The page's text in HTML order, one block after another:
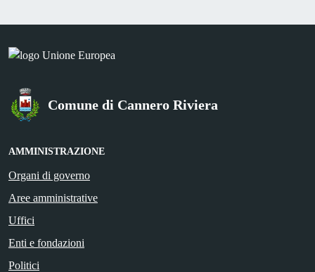
Comune di Cannero Riviera
AMMINISTRAZIONE
Organi di governo
Aree amministrative
Uffici
Enti e fondazioni
Politici